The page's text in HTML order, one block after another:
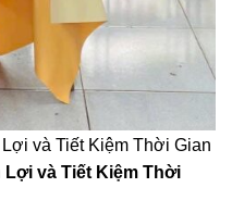
và Tiết Kiệm Thời Gian
và Tiết Kiệm Thời